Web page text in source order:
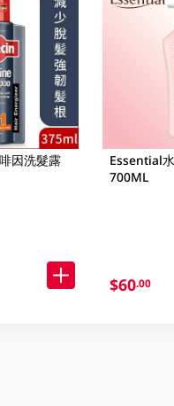
因洗髮露
Essential
700ML
$60.00